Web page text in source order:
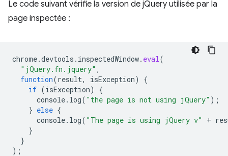
Le code suivant vérifie la version de jQuery utilisée par la
page inspectée :
chrome.devtools . inspectedWindow. eval(
"jQuery.fn.jquery" ,
function(result, isException)
{
if (isException)
{
console. log( "the page is not using jQuery" );
} else {
console. log( "The page is using jQuery v" +
}
}
);